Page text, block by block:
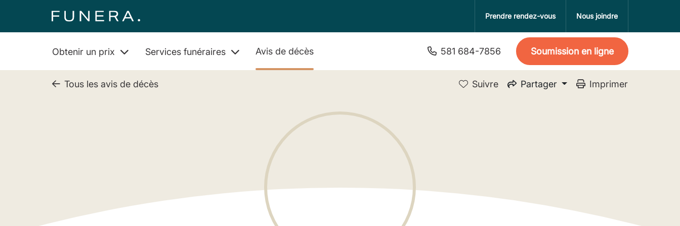
Prendre rendez-vous Nous joindre
Obtenir un prix Services funéraires Avis de décès 581 684-7856 Soumission en ligne
Tous les avis de décès Suivre Partager Imprimer